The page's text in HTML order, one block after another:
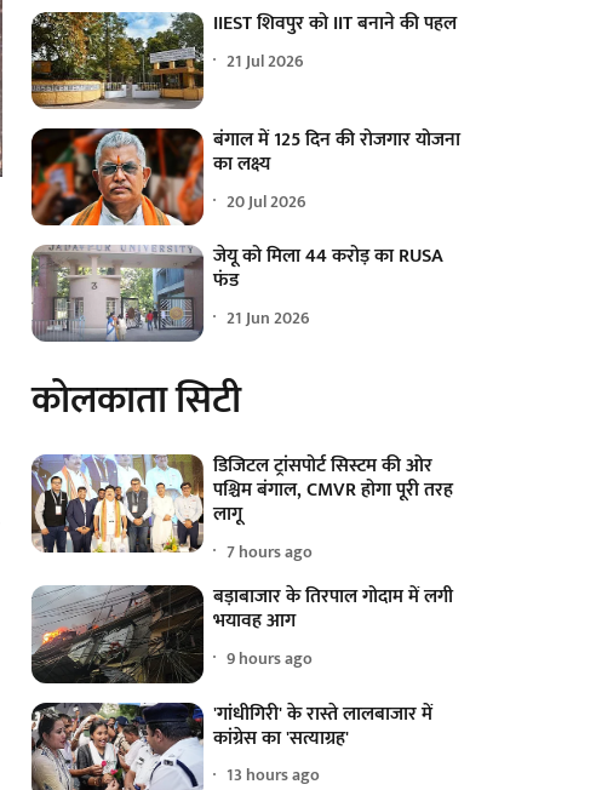
IIEST शिवपुर को IIT बनाने की पहल
21 Jul 2026
बंगाल में 125 दिन की रोजगार योजना
का लक्ष्य
20 Jul 2026
जेयू को मिला 44 करोड़ का RUSA
फंड
21 Jun 2026
कोलकाता सिटी
डिजिटल ट्रांसपोर्ट सिस्टम की ओर
पश्चिम बंगाल, CMVR होगा पूरी तरह
लागू
7 hours ago
बड़ाबाजार के तिरपाल गोदाम में लगी
भयावह आग
9 hours ago
'गांधीगिरी' के रास्ते लालबाजार में
कांग्रेस का 'सत्याग्रह'
13 hours ago